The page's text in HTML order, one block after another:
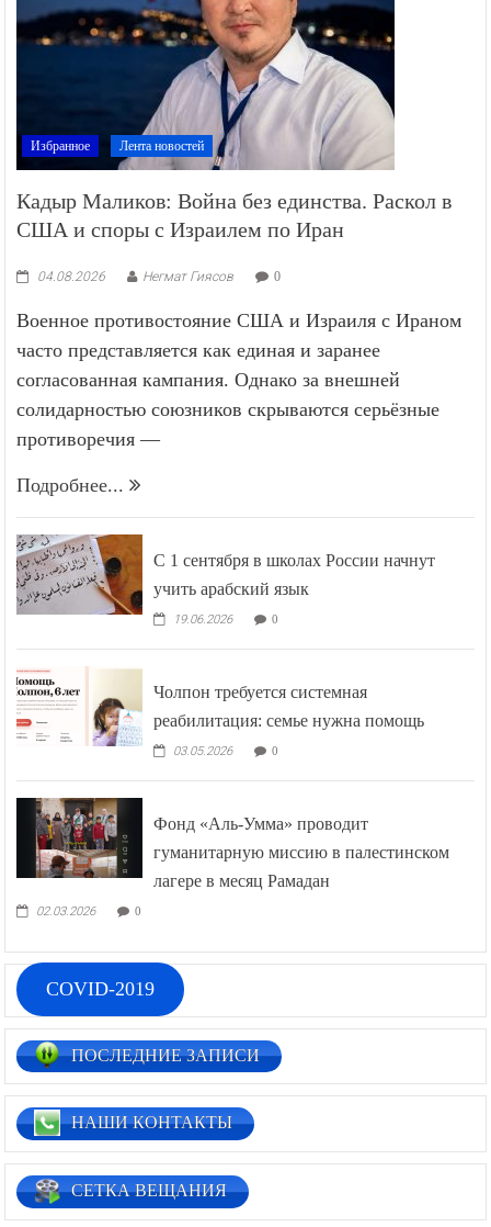
Избранное Лента новостей
Кадыр Маликов: Война без единства. Раскол в
США и споры с Израилем по Иран
04.08.2026 Негмат Гиясов 0
Военное противостояние США и Израиля с Ираном
часто представляется как единая и заранее
согласованная кампания. Однако за внешней
солидарностью союзников скрываются серьёзные
противоречия —
Подробнее...
С 1 сентября в школах России начнут
учить арабский язык
19.06.2026 0
Чолпон требуется системная
реабилитация: семье нужна помощь
03.05.2026 0
Фонд «Аль-Умма» проводит
гуманитарную миссию в палестинском
лагере в месяц Рамадан
02.03.2026 0
COVID-2019
ПОСЛЕДНИЕ ЗАПИСИ
НАШИ КОНТАКТЫ
СЕТКА ВЕЩАНИЯ